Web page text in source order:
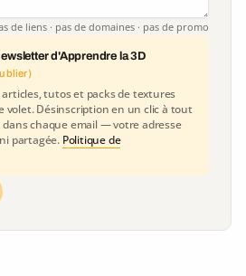
de liens · pas de domaines · pas de promo
d'Apprendre la 3D
articles, tutos et packs de textures
volet. Désinscription en un clic à tout
chaque email — votre adresse
partagée. Politique de